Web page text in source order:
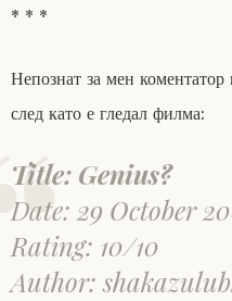
* * *
Непознат за мен
след като е гледал филма:
Title: Genius?
Date: 29 October
Rating: 10/10
Author: